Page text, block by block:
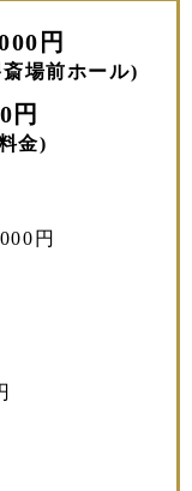
円
場前ホール)
円
金)
円